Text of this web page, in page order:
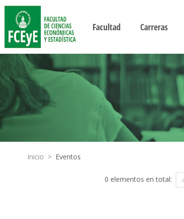
Facultad Carreras
Inicio > Eventos
0 elementos en total: